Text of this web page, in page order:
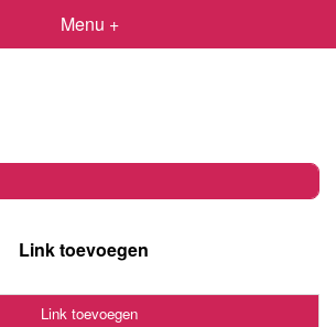
Menu +
Link toevoegen
Link toevoegen